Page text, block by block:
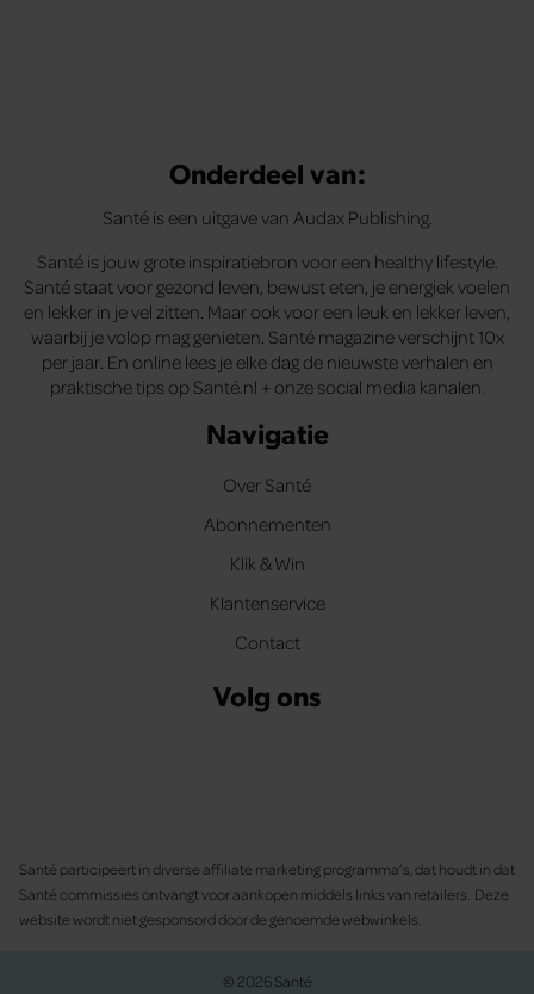
Onderdeel van:
Santé is een uitgave van Audax Publishing.
Santé is jouw grote inspiratiebron voor een healthy lifestyle.
Santé staat voor gezond leven, bewust eten, je energiek voelen
en lekker in je vel zitten. Maar ook voor een leuk en lekker leven,
waarbij je volop mag genieten. Santé magazine verschijnt 10x
per jaar. En online lees je elke dag de nieuwste verhalen en
praktische tips op Santé.nl + onze social media kanalen.
Navigatie
Over Santé
Abonnementen
Klik & Win
Klantenservice
Contact
Volg ons
Santé participeert in diverse affiliate marketing programma’s, dat houdt in dat
Santé commissies ontvangt voor aankopen middels links van retailers. Deze
website wordt niet gesponsord door de genoemde webwinkels.
© 2026 Santé